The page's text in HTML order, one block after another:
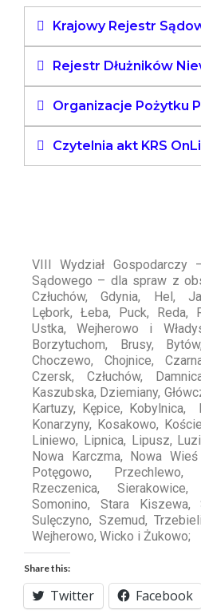
Krajowy Rejestr
Rejestr Dłużników
Organizacje Pożytku
Czytelnia akt KRS
VIII Wydział Gospodarczy
Sądowego – dla spraw z
Człuchów, Gdynia, Hel,
Lębork, Łeba, Puck, Reda,
Ustka, Wejherowo i
Borzytuchom, Brusy,
Choczewo, Chojnice,
Czersk, Człuchów,
Kaszubska, Dziemiany,
Kartuzy, Kępice, Kobylnica,
Konarzyny, Kosakowo,
Liniewo, Lipnica, Lipusz,
Nowa Karczma, Nowa
Potęgowo,
Rzeczenica, Sierakowice,
Somonino, Stara Kiszewa,
Sulęczyno, Szemud,
Wejherowo, Wicko i Żukowo;
Share this:
Twitter Facebook